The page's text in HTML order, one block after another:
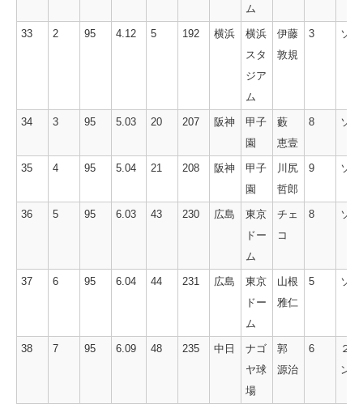
ム
33 2 95 4.12 5 192 横浜
横浜
スタ
ジア
ム
伊藤
敦規
3 ソロ
34 3 95 5.03 20 207 阪神
甲子
園
藪
恵壹
8 ソロ
35 4 95 5.04 21 208 阪神
甲子
園
川尻
哲郎
9 ソロ
36 5 95 6.03 43 230 広島
東京
ドー
ム
チェ
コ
8 ソロ
37 6 95 6.04 44 231 広島
東京
ドー
ム
山根
雅仁
5 ソロ
38 7 95 6.09 48 235 中日
ナゴ
ヤ球
場
郭
源治
6
２ラ
ン